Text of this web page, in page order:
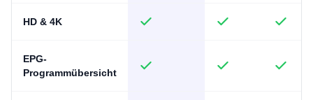
HD & 4K
EPG-
Programmübersicht